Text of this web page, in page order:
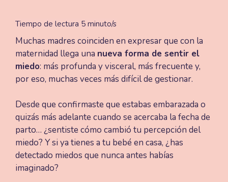
Muchas madres coinciden en expresar que con la
maternidad llega una nueva forma de sentir el
miedo: más profunda y visceral, más frecuente y,
por eso, muchas veces más difícil de gestionar.
Desde que confirmaste que estabas embarazada o
quizás más adelante cuando se acercaba la fecha de
parto… ¿sentiste cómo cambió tu percepción del
miedo? Y si ya tienes a tu bebé en casa, ¿has
detectado miedos que nunca antes habías
imaginado?